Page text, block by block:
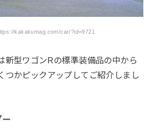
kakakumag.com/car/?id=9721
新型ワゴンRの標準装備品の中から
つかピックアップしてご紹介しまし
ー